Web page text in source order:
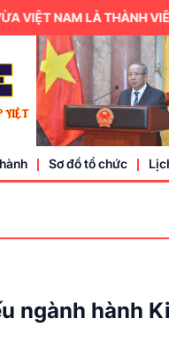
NAM LÀ THÀNH VIÊN
Sơ đồ tổ chức
ngành hành